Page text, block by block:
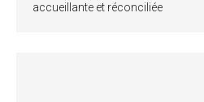
accueillante et réconciliée